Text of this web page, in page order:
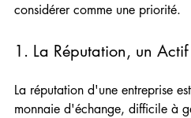
considérer comme une priorité.
1. La Réputation, un
La réputation d'une entreprise
monnaie d'échange, difficile à